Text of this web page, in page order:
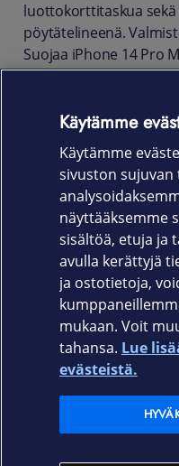
luottokorttitaskua
pöytätelineenä.
Suojaa iPhone 14 Pro
naarmuilta
istuvuus takaa pääsyn
Tuotekoodi:
63505 musta
63506 ruusukulta
Elisa.fi
Käytämme
Käytämme
sivuston sujuvan
näyttääksemme
sisältöä, etuja ja
avulla kerättyjä
ja ostotietoja,
mukaan. Voit
tahansa. Lue
evästeistä.